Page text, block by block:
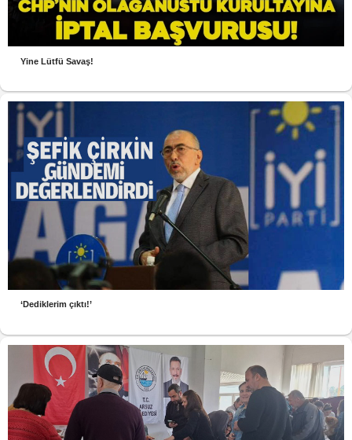
Yine Lütfü Savaş!
‘Dediklerim çıktı!’